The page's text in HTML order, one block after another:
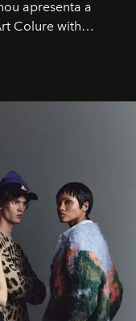
apresenta a
Colure with